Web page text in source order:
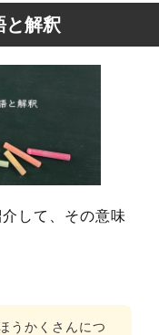
と解釈
して、その意味
うかくさんにつ